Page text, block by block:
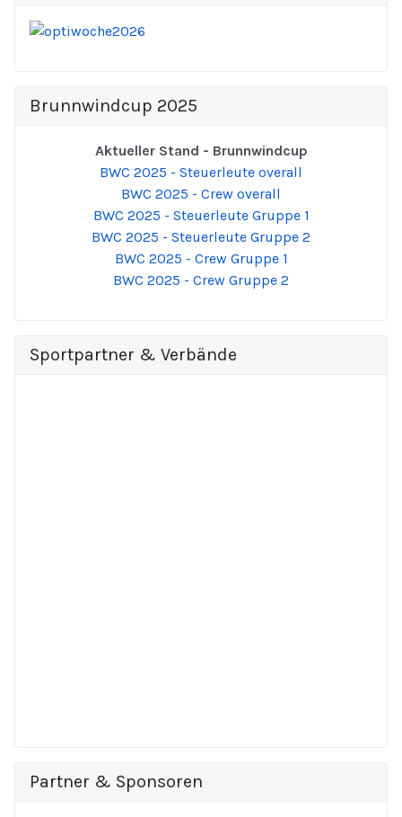
Brunnwindcup 2025
Aktueller Stand - Brunnwindcup
BWC 2025 - Steuerleute overall
BWC 2025 - Crew overall
BWC 2025 - Steuerleute Gruppe 1
BWC 2025 - Steuerleute Gruppe 2
BWC 2025 - Crew Gruppe 1
BWC 2025 - Crew Gruppe 2
Sportpartner & Verbände
Partner & Sponsoren